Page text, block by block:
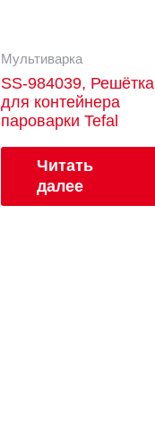
Мультиварка
SS-984039, Решётка
для контейнера
пароварки Tefal
Читать
далее